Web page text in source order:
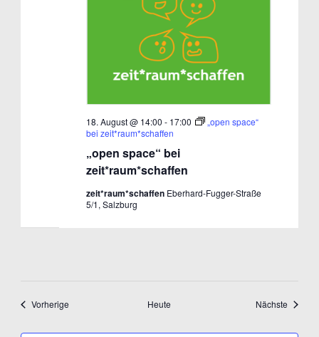
„open space“ bei
zeit*raum*schaffen
18. August @ 14:00 - 17:00
„open space“
bei zeit*raum*schaffen
zeit*raum*schaffen Eberhard-Fugger-Straße
5/1, Salzburg
VorherigeVeranstaltungen Heute Nächste